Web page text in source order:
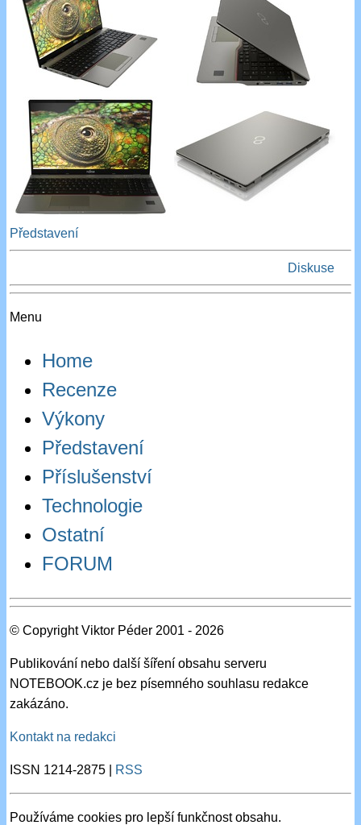
Představení
Diskuse
Menu
Home
Recenze
Výkony
Představení
Příslušenství
Technologie
Ostatní
FORUM
© Copyright Viktor Péder 2001 - 2026
Publikování nebo další šíření obsahu serveru
NOTEBOOK.cz je bez písemného souhlasu redakce
zakázáno.
Kontakt na redakci
ISSN 1214-2875 | RSS
Používáme cookies pro lepší funkčnost obsahu.